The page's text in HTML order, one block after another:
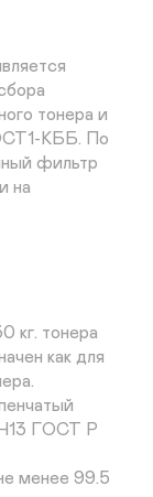
тонера и
КББ. По
фильтр
на
кг. тонера
как для
ГОСТ Р
менее 99.5